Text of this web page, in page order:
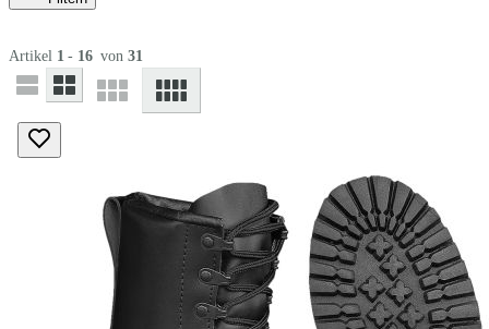
Artikel 1 - 16 von 31